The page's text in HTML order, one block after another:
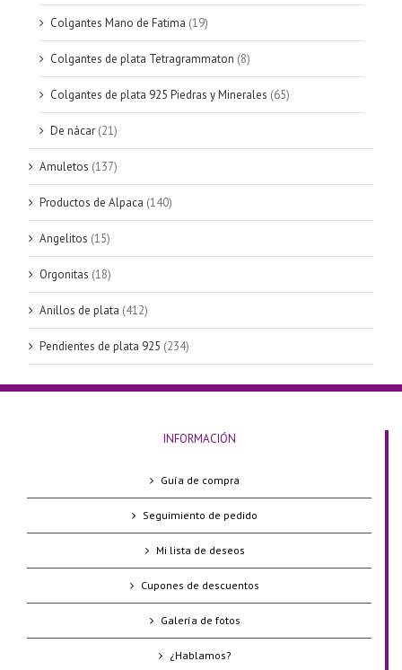
Colgantes Mano de Fatima (19)
Colgantes de plata Tetragrammaton (8)
Colgantes de plata 925 Piedras y Minerales (65)
De nácar (21)
Amuletos (137)
Productos de Alpaca (140)
Angelitos (15)
Orgonitas (18)
Anillos de plata (412)
Pendientes de plata 925 (234)
INFORMACIÓN
Guía de compra
Seguimiento de pedido
Mi lista de deseos
Cupones de descuentos
Galería de fotos
¿Hablamos?